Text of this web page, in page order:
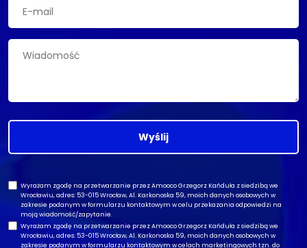
Wyślij
Wyrażam zgodę na przetwarzanie przez Amooco Grzegorz Kańduła z siedzibą we
Wrocławiu, adres: 53-015 Wrocław, Al. Karkonoska 59, moich danych osobowych w
zakresie podanym w formularzu kontaktowym w celu przekazania odpowiedzi na
moją wiadomość/zapytanie.
Wyrażam zgodę na przetwarzanie przez Amooco Grzegorz Kańduła z siedzibą we
Wrocławiu, adres: 53-015 Wrocław, Al. Karkonoska 59, moich danych osobowych w
zakresie podanym w formularzu kontaktowym w celach marketingowych tzn. do